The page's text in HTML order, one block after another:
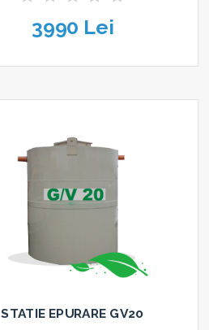
3990 Lei
STATIE EPURARE GV20